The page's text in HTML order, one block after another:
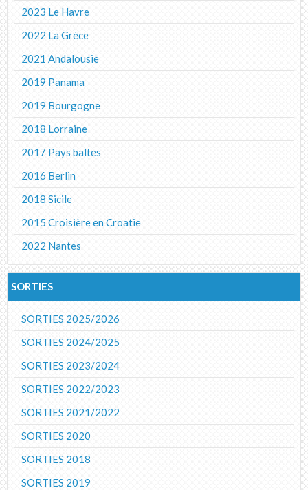
2023 Le Havre
2022 La Grèce
2021 Andalousie
2019 Panama
2019 Bourgogne
2018 Lorraine
2017 Pays baltes
2016 Berlin
2018 Sicile
2015 Croisière en Croatie
2022 Nantes
SORTIES
SORTIES 2025/2026
SORTIES 2024/2025
SORTIES 2023/2024
SORTIES 2022/2023
SORTIES 2021/2022
SORTIES 2020
SORTIES 2018
SORTIES 2019